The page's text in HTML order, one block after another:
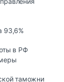
93,6%
в РФ
таможни